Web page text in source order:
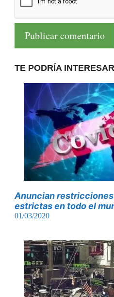
TE PODRÍA
Anuncian
estrictas en todo el
01/03/2020